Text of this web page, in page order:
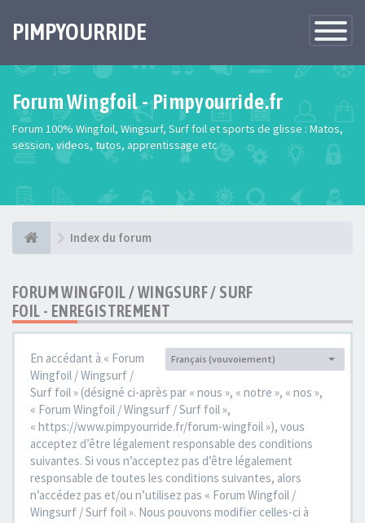
Toggle
PIMPYOURRIDE
Forum Wingfoil - Pimpyourride.fr
Forum 100% Wingfoil, Wingsurf, Surf foil et sports de glisse : Matos,
session, videos, tutos, apprentissage etc
Index du forum
FORUM WINGFOIL / WINGSURF / SURF
FOIL - ENREGISTREMENT
Langue :
Français (vouvoiement)
En accédant à « Forum
Wingfoil / Wingsurf /
Surf foil » (désigné ci-après par « nous », « notre », « nos »,
« Forum Wingfoil / Wingsurf / Surf foil »,
« https://www.pimpyourride.fr/forum-wingfoil »), vous
acceptez d’être légalement responsable des conditions
suivantes. Si vous n’acceptez pas d’être légalement
responsable de toutes les conditions suivantes, alors
n’accédez pas et/ou n’utilisez pas « Forum Wingfoil /
Wingsurf / Surf foil ». Nous pouvons modifier celles-ci à